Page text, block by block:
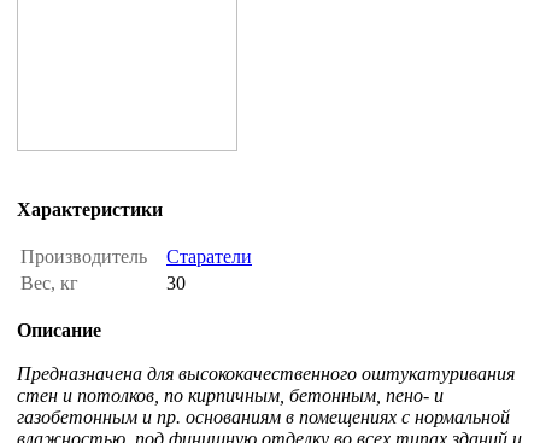
Характеристики
Производитель
Старатели
Вес, кг
30
Описание
Предназначена для высококачественного оштукатуривания
стен и потолков, по кирпичным, бетонным, пено- и
газобетонным и пр. основаниям в помещениях с нормальной